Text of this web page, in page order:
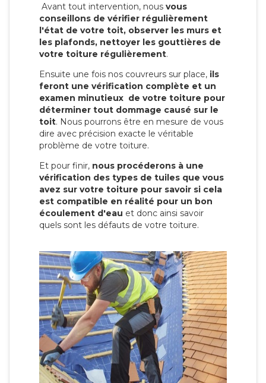
Avant tout intervention, nous vous
conseillons de vérifier régulièrement
l'état de votre toit, observer les murs et
les plafonds, nettoyer les gouttières de
votre toiture régulièrement.
Ensuite une fois nos couvreurs sur place, ils
feront une vérification complète et un
examen minutieux de votre toiture pour
déterminer tout dommage causé sur le
toit. Nous pourrons être en mesure de vous
dire avec précision exacte le véritable
problème de votre toiture.
Et pour finir, nous procéderons à une
vérification des types de tuiles que vous
avez sur votre toiture pour savoir si cela
est compatible en réalité pour un bon
écoulement d'eau et donc ainsi savoir
quels sont les défauts de votre toiture.